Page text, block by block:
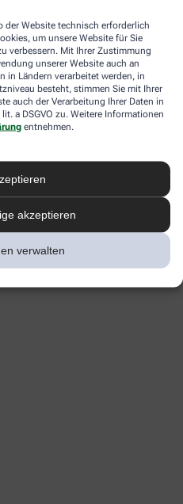
der Website technisch erforderlich
um unsere Website für Sie
verbessern. Mit Ihrer Zustimmung
unserer Website auch an
in Ländern verarbeitet werden, in
besteht, stimmen Sie mit Ihrer
auch der Verarbeitung Ihrer Daten in
a DSGVO zu. Weitere Informationen
entnehmen.
akzeptieren
verwalten